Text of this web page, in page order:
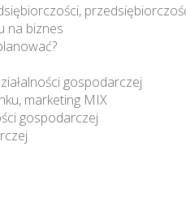
na biznes
gospodarczej
marketing MIX
gospodarczej